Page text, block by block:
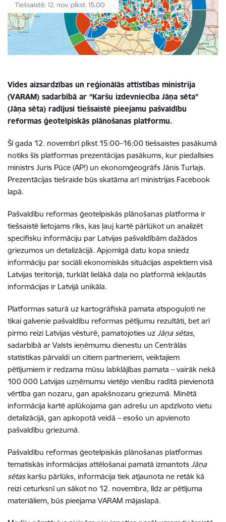
Vides aizsardzības un reģionālās attīstības ministrija
(VARAM) sadarbībā ar “Karšu izdevniecība Jāņa sēta”
(Jāņa sēta) radījusi tiešsaistē pieejamu pašvaldību
reformas ģeotelpiskās plānošanas platformu.
Šī gada 12. novembrī plkst.15:00–16:00 tiešsaistes pasākumā
notiks šīs platformas prezentācijas pasākums, kur piedalīsies
ministrs Juris Pūce (AP!) un ekonomģeogrāfs Jānis Turlajs.
Prezentācijas tiešraide būs skatāma arī ministrijas Facebook
lapā.
Pašvaldību reformas ģeotelpiskās plānošanas platforma ir
tiešsaistē lietojams rīks, kas ļauj kartē pārlūkot un analizēt
specifisku informāciju par Latvijas pašvaldībām dažādos
griezumos un detalizācijā. Apjomīgā datu kopa sniedz
informāciju par sociāli ekonomiskās situācijas aspektiem visā
Latvijas teritorijā, turklāt lielākā daļa no platformā iekļautās
informācijas ir Latvijā unikāla.
Platformas saturā uz kartogrāfiskā pamata atspoguļoti ne
tikai galvenie pašvaldību reformas pētījumu rezultāti, bet arī
pirmo reizi Latvijas vēsturē, pamatojoties uz Jāņa sētas,
sadarbībā ar Valsts ieņēmumu dienestu un Centrālās
statistikas pārvaldi un citiem partneriem, veiktajiem
pētījumiem ir redzama mūsu labklājības pamata – vairāk nekā
100 000 Latvijas uzņēmumu vietējo vienību radītā pievienotā
vērtība gan nozaru, gan apakšnozaru griezumā. Minētā
informācija kartē aplūkojama gan adrešu un apdzīvoto vietu
detalizācijā, gan apkopotā veidā – esošo un apvienoto
pašvaldību griezumā.
Pašvaldību reformas ģeotelpiskās plānošanas platformas
tematiskās informācijas attēlošanai pamatā izmantots Jāņa
sētaskaršu pārlūks, informācija tiek atjaunota ne retāk kā
reizi ceturksnī un sākot no 12. novembra, līdz ar pētījuma
materiāliem, būs pieejama VARAM mājaslapā.